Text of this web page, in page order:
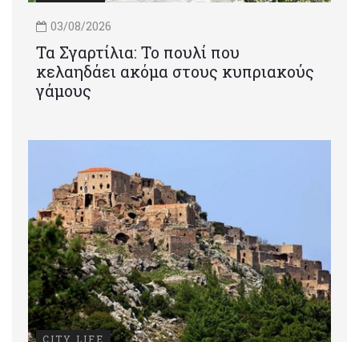
03/08/2026
Τα Σγαρτίλια: Το πουλί που
κελαηδάει ακόμα στους κυπριακούς
γάμους
CITY LIFE